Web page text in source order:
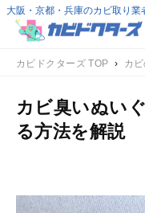
大阪・京都・兵庫のカビ取り業
カビドクターズ TOP › カ
カビ臭いぬい
る方法を解説